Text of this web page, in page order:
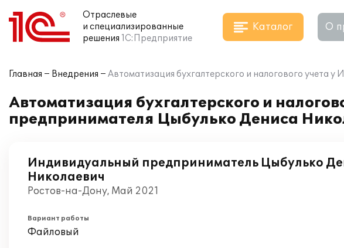
Отраслевые
и специализированные
решения 1С:Предприятие
Каталог О
Главная Внедрения Автоматизация бухгалтерского и налогового учета
Автоматизация бухгалтерского и
предпринимателя Цыбулько Дениса
Индивидуальный предприниматель Цыбулько
Николаевич
Ростов-на-Дону, Май 2021
Вариант работы
Файловый